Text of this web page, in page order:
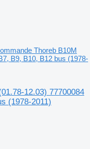
Thoreb B10M
B9, B10, B12 bus (1978-
12.03) 77700084
(1978-2011)